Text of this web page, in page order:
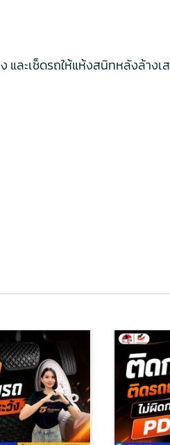
และเช็ดรถให้แห้งสนิทหลังล้างเ